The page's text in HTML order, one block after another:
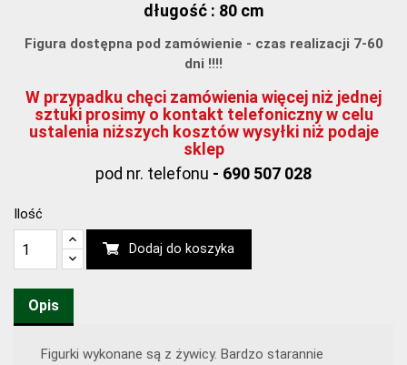
długość : 80 cm
Figura dostępna pod zamówienie - czas realizacji 7-60
dni !!!!
W przypadku chęci zamówienia więcej niż jednej
sztuki prosimy o kontakt telefoniczny w celu
ustalenia niższych kosztów wysyłki niż podaje
sklep
pod nr. telefonu - 690 507 028
Ilość
Dodaj do koszyka
Opis
Figurki wykonane są z żywicy. Bardzo starannie